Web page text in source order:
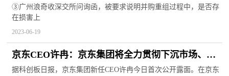
③广州浪奇收深交所问询函，被要求说明并购重组过程中，是否存
在损害上
2023-06-19
京东CEO许冉：京东集团将全力贯彻下沉市场、技
术服务、国际业务三大战略
据科创板日报，京东集团新任CEO许冉今日首次公开露面。在京东